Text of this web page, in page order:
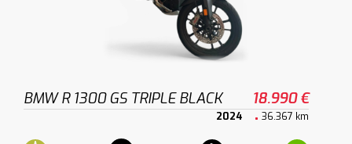
BMW R 1300 GS TRIPLE BLACK 18.990 €
2024 36.367 km